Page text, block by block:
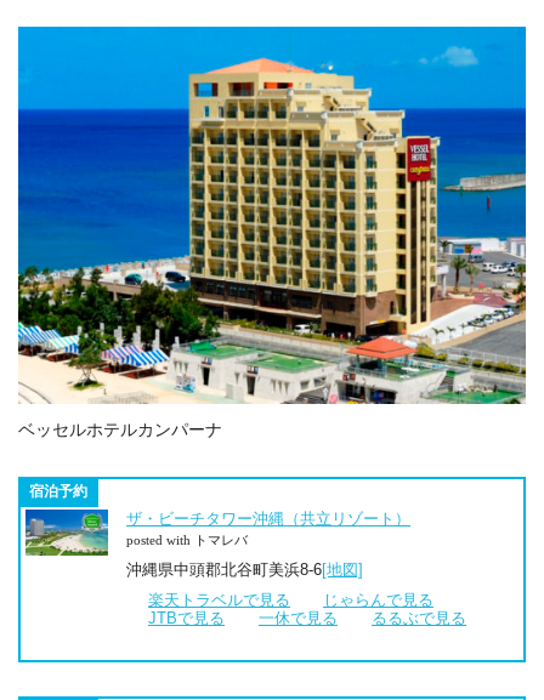
ベッセルホテルカンパーナ
宿泊予約
ザ・ビーチタワー沖縄（共立リゾート）
posted with トマレバ
沖縄県中頭郡北谷町美浜8-6[地図]
楽天トラベルで見る
じゃらんで見る
JTBで見る
一休で見る るるぶで見る